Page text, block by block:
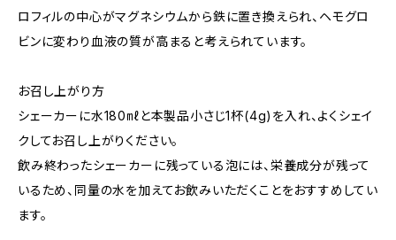
ロフィルの中心がマグネシウムから鉄に置き換えられ、ヘモグロ
ビンに変わり血液の質が高まると考えられています。
お召し上がり方
シェーカーに水180㎖と本製品小さじ1杯(4g)を入れ、よくシェイ
クしてお召し上がりください。
飲み終わったシェーカーに残っている泡には、栄養成分が残って
いるため、同量の水を加えてお飲みいただくことをおすすめしてい
ます。